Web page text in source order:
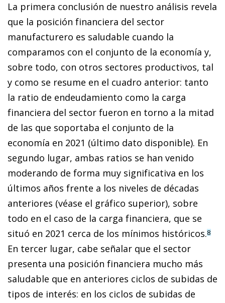
La primera conclusión de nuestro análisis revela
que la posición financiera del sector
manufacturero es saludable cuando la
comparamos con el conjunto de la economía y,
sobre todo, con otros sectores productivos, tal
y como se resume en el cuadro anterior: tanto
la ratio de endeudamiento como la carga
financiera del sector fueron en torno a la mitad
de las que soportaba el conjunto de la
economía en 2021 (último dato disponible). En
segundo lugar, ambas ratios se han venido
moderando de forma muy significativa en los
últimos años frente a los niveles de décadas
anteriores (véase el gráfico superior), sobre
todo en el caso de la carga financiera, que se
situó en 2021 cerca de los mínimos históricos.8
En tercer lugar, cabe señalar que el sector
presenta una posición financiera mucho más
saludable que en anteriores ciclos de subidas de
tipos de interés: en los ciclos de subidas de